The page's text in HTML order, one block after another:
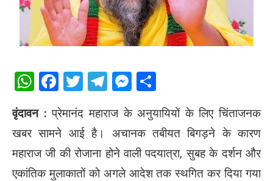
WhatsApp
Facebook
Twitter
Telegram
Messenger
वृंदावन : प्रेमानंद महाराज के अनुयायियों के लिए चिंताजनक
खबर सामने आई है। अचानक तबीयत बिगड़ने के कारण
महाराज जी की रोजाना होने वाली पदयात्रा, सुबह के दर्शन और
एकांतिक मुलाकातों को अगले आदेश तक स्थगित कर दिया गया